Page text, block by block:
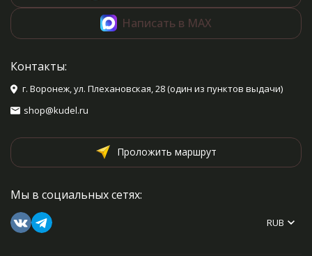
Написать в MAX
Контакты:
г. Воронеж, ул. Плехановская, 28 (один из пунктов выдачи)
shop@kudel.ru
Проложить маршрут
Мы в социальных сетях:
RUB